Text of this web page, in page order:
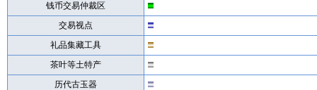
钱币交易仲裁区
交易视点
礼品集藏工具
茶叶等土特产
历代古玉器